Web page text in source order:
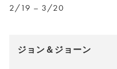
2/19 – 3/20
ジョン＆ジョーン